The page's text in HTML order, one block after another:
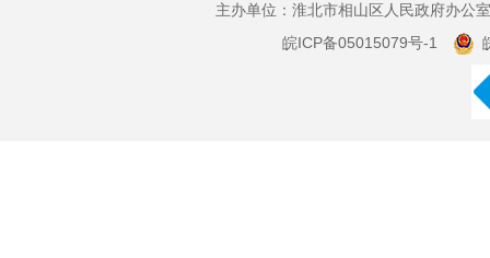
主办单位：淮北市相山区人民政府办
皖ICP备05015079号-1